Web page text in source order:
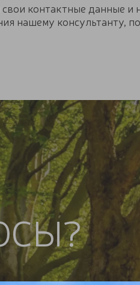
контактные данные и
нашему консультанту,